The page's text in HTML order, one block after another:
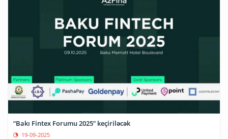
“Bakı Fintex Forumu 2025” keçiriləcək
19-09-2025